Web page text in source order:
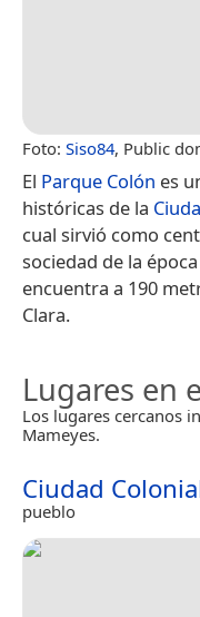
Foto: Siso84, Public
El Parque Colón es
históricas de la
cual sirvió como
sociedad de la
encuentra a 190
Clara.
Lugares en
Los lugares cercanos
Mameyes.
Ciudad
pueblo